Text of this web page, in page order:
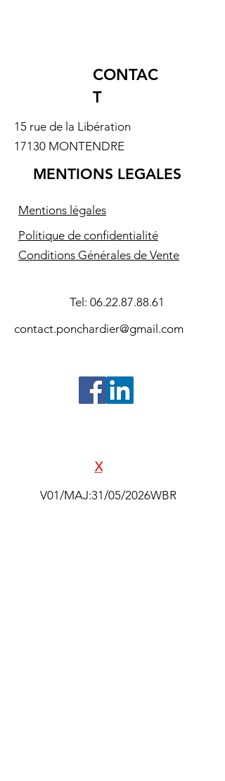
CONTAC
T
15 rue de la Libération
17130 MONTENDRE
MENTIONS LEGALES
Mentions légales
Politique de confidentialité
Conditions Générales de Vente
Tel: 06.22.87.88.61
contact.ponchardier@gmail.com
XALTAK
V01/MAJ:31/05/2026WBR